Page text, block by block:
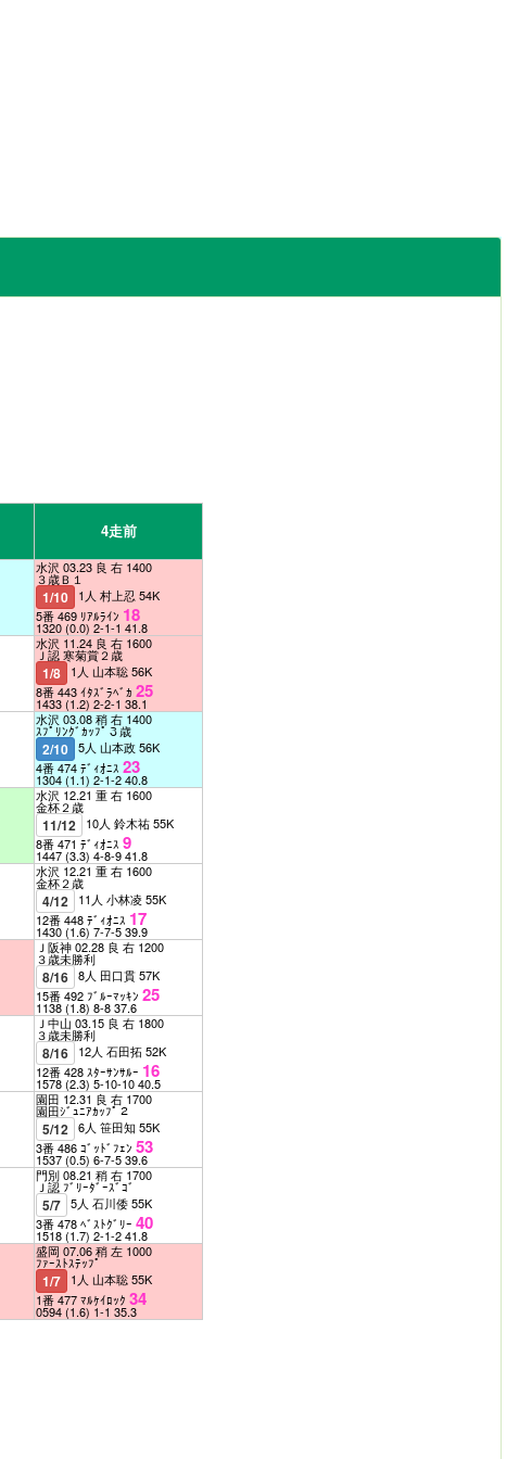
4走前
水沢 03.23 良 右 1400
３歳Ｂ１
1/10
1人 村上忍 54K
5番 469 ﾘｱﾙﾗｲﾝ 18
1320(0.0) 2-1-1 41.8
水沢 11.24 良 右 1600
Ｊ認 寒菊賞２歳
1/8
1人 山本聡 56K
8番 443 ｲﾀｽﾞﾗﾍﾞｶ25
1433(1.2)2-2-1 38.1
水沢 03.08 稍 右 1400
ｽﾌﾟﾘﾝｸﾞｶｯﾌﾟ３歳
2/10 5人 山本政 56K
4番 474 ﾃﾞｨｵﾆｽ23
1304(1.1) 2-1-240.8
水沢 12.21 重 右 1600
金杯２歳
11/12
10人 鈴木祐 55K
8番 471 ﾃﾞｨｵﾆｽ9
1447(3.3) 4-8-941.8
水沢 12.21 重 右 1600
金杯２歳
4/12
11人 小林凌 55K
12番 448 ﾃﾞｨｵﾆｽ 17
1430(1.6) 7-7-539.9
Ｊ阪神 02.28 良 右 1200
３歳未勝利
8/16 8人 田口貫 57K
15番 492 ﾌﾞﾙｰﾏｯｷﾝ25
1138(1.8) 8-837.6
Ｊ中山 03.15 良 右 1800
３歳未勝利
8/16
12人 石田拓 52K
12番 428 ｽﾀｰｻﾝｻﾙｰ 16
1578(2.3) 5-10-1040.5
園田 12.31 良 右 1700
園田ｼﾞｭﾆｱｶｯﾌﾟ２
5/12 6人 笹田知 55K
3番 486 ｺﾞｯﾄﾞﾌｪﾝ53
1537(0.5) 6-7-539.6
門別 08.21 稍 右 1700
Ｊ認 ﾌﾞﾘｰﾀﾞｰｽﾞｺﾞ
5/7 5人 石川倭 55K
3番 478 ﾍﾞｽﾄｸﾞﾘｰ40
1518(1.7) 2-1-241.8
盛岡 07.06 稍 左 1000
ﾌｧｰｽﾄｽﾃｯﾌﾟ
1/7
1人 山本聡 55K
1番 477 ﾏﾙｹｲﾛｯｸ34
0594(1.6) 1-1 35.3